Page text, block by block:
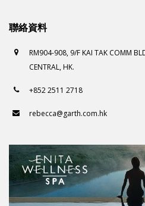
聯絡資料
RM904-908, 9/F KAI TAK COMM
CENTRAL, HK.
+852 2511 2718
rebecca@garth.com.hk